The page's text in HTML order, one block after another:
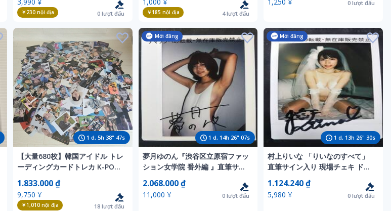
￥230 nội địa 0lượt đấu ￥185 nội địa 4lượt đấu
0lượt đấu
1 d, 5h 38" 45s
【大量680枚】韓国アイドル トレ
ーディングカードトレカ K-POP
フォトカード ポストカード BTS
東方神起 他 まとめ売り 韓流
1.833.000 ₫
9,750 ¥
￥1,010 nội địa 18lượt đấu
1 d, 14h 26"05s
Mới đăng
夢月ゆのん『渋谷区立原宿ファッ
ション女学院 番外編 』直筆サイ
ン入り ワイドチェキ 白水着 両わ
き見せ ・Dカップ・コスプレーヤ
ー
2.068.000 ₫
11,000 ¥ 0 lượt đấu
1 d, 13h 26" 28s
Mới đăng
村上りいな 「りいなのすべて」
直筆サイン入り 現場チェキ ドキ
ドキの新婚初夜？ ・グラドル名
鑑2024・フラミングの法則・鎧
美女#76
1.124.240 ₫
5,980 ¥ 0lượt đấu